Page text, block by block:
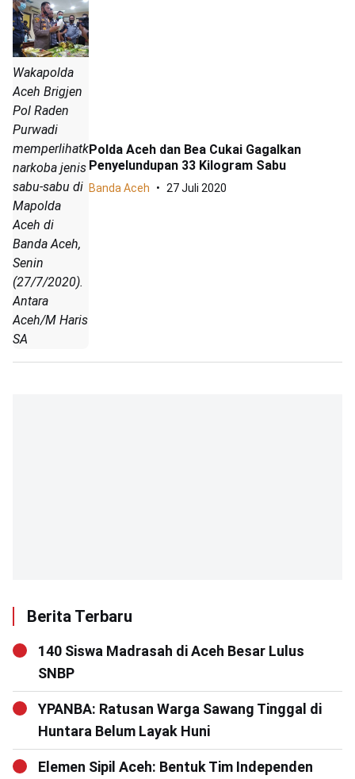
Wakapolda
Aceh Brigjen
Pol Raden
Purwadi
memperlihatkan
narkoba jenis
sabu-sabu di
Mapolda
Aceh di
Banda Aceh,
Senin
(27/7/2020).
Antara
Aceh/M Haris
SA
Polda Aceh dan Bea Cukai Gagalkan
Penyelundupan 33 Kilogram Sabu
Banda Aceh 27 Juli 2020
Berita Terbaru
140 Siswa Madrasah di Aceh Besar Lulus
SNBP
YPANBA: Ratusan Warga Sawang Tinggal di
Huntara Belum Layak Huni
Elemen Sipil Aceh: Bentuk Tim Independen